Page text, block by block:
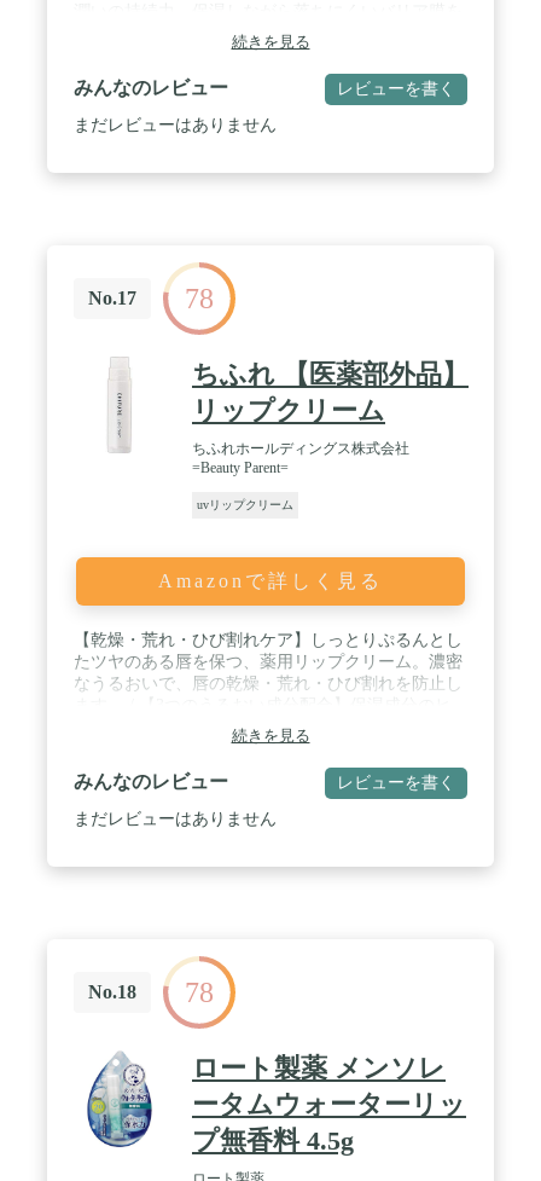
生み出す植物由来成分※2をメインに、デリケート
な唇をケアする美容成分を厳選配合した、男性用リ
ップクリームです。" / 【男性に特化した開発】男性
の口元のケアには、高い保湿力と長時間潤い留める
機能、そして、血色のいい健康的で自然なツヤ感を
使用感を実現するために、5種類のマットワックス
を処方。 / 【使用感】手に持った時の質感、重量
感、握った時のサイズ感、ポケットの中でずっと触
っていたくなる感覚。 / 【製品について】デリケー
トな唇をケアする美容成分を厳選配合。見た目にも
中身にもこだわった、男のための低刺激リップクリ
ームです。
続きを見る
みんなのレビュー レビューを書く
まだレビューはありません
No.17 78
ちふれ 【医薬部外品】
リップクリーム
ちふれホールディングス株式会社
=Beauty Parent=
uvリップクリーム
Amazonで詳しく見る
【乾燥・荒れ・ひび割れケア】しっとりぷるんとし
たツヤのある唇を保つ、薬用リップクリーム。濃密
なうるおいで、唇の乾燥・荒れ・ひび割れを防止し
アルロン酸と、油性エモリエント成分のオリーブオ
イル・ホホバオイル配合。ヒアルロン酸は、ちふれ
美容液ノンアルコールタイプと同量配合です。 /
【やさしい使い心地】荒れやすい敏感な唇を考えた
マイルドな使用感。無香料・無着色・メントール無
油・ホホバ油配合
続きを見る
みんなのレビュー レビューを書く
まだレビューはありません
No.18 78
ロート製薬 メンソレ
ータムウォーターリッ
プ無香料 4.5g